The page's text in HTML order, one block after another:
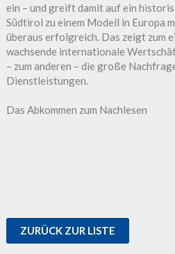
ein – und greift damit auf ein
Südtirol zu einem Modell in Europa
überaus erfolgreich. Das zeigt zum
wachsende internationale
– zum anderen – die große
Dienstleistungen.
Das Abkommen zum Nachlesen
ZURÜCK ZUR LISTE